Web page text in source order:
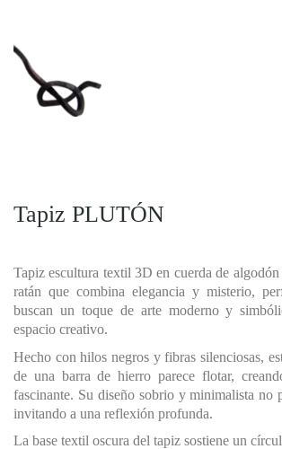
Tapiz PLUTÓN
Tapiz escultura textil 3D en cuerda de
ratán que combina elegancia y misterio,
buscan un toque de arte moderno y
espacio creativo.
Hecho con hilos negros y fibras silenciosas,
de una barra de hierro parece flotar,
fascinante. Su diseño sobrio y minimalista no
invitando a una reflexión profunda.
La base textil oscura del tapiz sostiene un